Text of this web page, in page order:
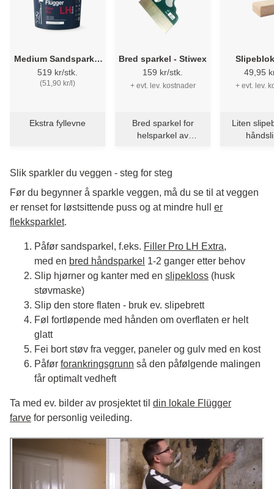
Medium Sandsparkel
Extra - Svanemerket -
Flügger Filler Pro LH
519 kr/stk.
(51,90 kr/l)
Ekstra fyllevne
Bred sparkel - Stiwex
159 kr/stk.
+ evt. lev. kostnader
Bred sparkel for
helsparkel av
49,95
+ evt. lev.
Liten
Slik sparkler du veggen - steg for steg
Før du begynner å sparkle veggen, må du se til at veggen
er renset for løstsittende puss og at mindre hull er
flekksparklet.
Påfør sandsparkel, f.eks. Filler Pro LH Extra,
med en bred håndsparkel 1-2 ganger etter behov
Slip hjørner og kanter med en slipekloss (husk
støvmaske)
Slip den store flaten - bruk ev. slipebrett
Føl fortløpende med hånden om overflaten er helt
glatt
Fei bort støv fra vegger, paneler og gulv med en kost
Påfør forankringsgrunn så den påfølgende malingen
får optimalt vedheft
Ta med ev. bilder av prosjektet til din lokale Flügger
farve for personlig veileding.